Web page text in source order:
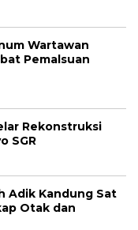
Wartawan
Pemalsuan
Rekonstruksi
SGR
Adik Kandung Sat
Otak dan